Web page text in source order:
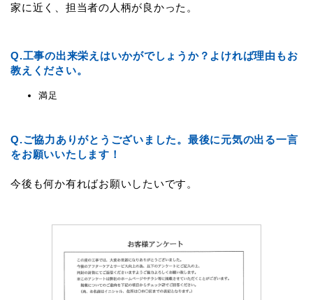
家に近く、担当者の人柄が良かった。
Q.工事の出来栄えはいかがでしょうか？よければ理由もお
教えください。
満足
Q.ご協力ありがとうございました。最後に元気の出る一言
をお願いいたします！
今後も何か有ればお願いしたいです。